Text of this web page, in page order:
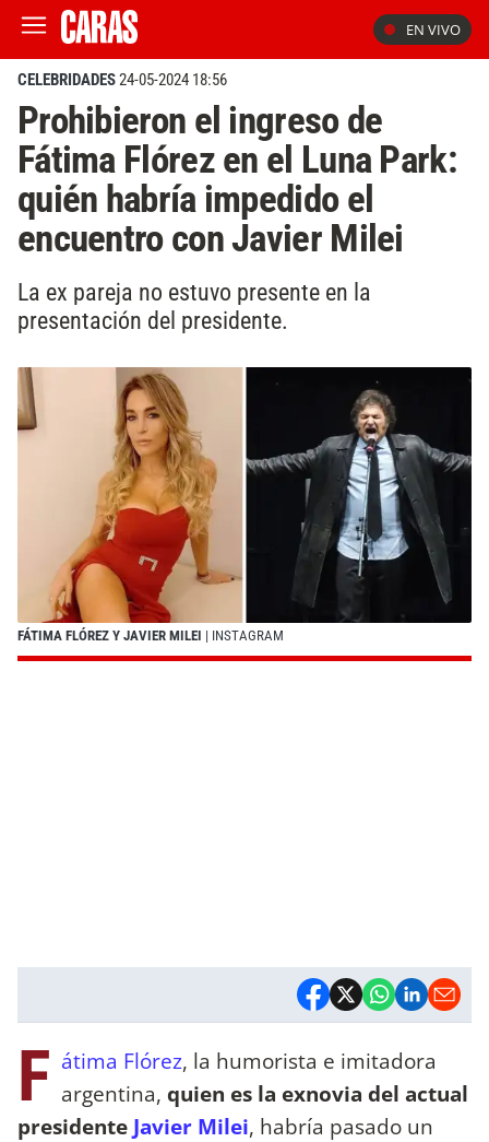
EN VIVO
CELEBRIDADES24-05-2024 18:56
Prohibieron el ingreso de
Fátima Flórez en el Luna Park:
quién habría impedido el
encuentro con Javier Milei
La ex pareja no estuvo presente en la
presentación del presidente.
FÁTIMA FLÓREZ Y JAVIER MILEI | INSTAGRAM
F átima Flórez, la humorista e imitadora
argentina, quien es la exnovia del actual
presidente Javier Milei, habría pasado un